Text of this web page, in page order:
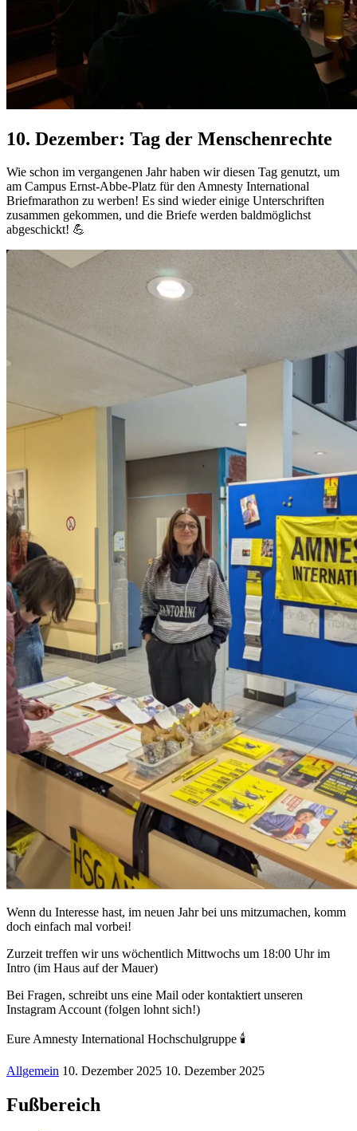
10. Dezember: Tag der Menschenrechte
Wie schon im vergangenen Jahr haben wir diesen Tag genutzt, um
am Campus Ernst-Abbe-Platz für den Amnesty International
Briefmarathon zu werben! Es sind wieder einige Unterschriften
zusammen gekommen, und die Briefe werden baldmöglichst
abgeschickt! 💪
Wenn du Interesse hast, im neuen Jahr bei uns mitzumachen, komm
doch einfach mal vorbei!
Zurzeit treffen wir uns wöchentlich Mittwochs um 18:00 Uhr im
Intro (im Haus auf der Mauer)
Bei Fragen, schreibt uns eine Mail oder kontaktiert unseren
Instagram Account (folgen lohnt sich!)
Eure Amnesty International Hochschulgruppe 🕯️
Allgemein 10. Dezember 2025 10. Dezember 2025
Fußbereich